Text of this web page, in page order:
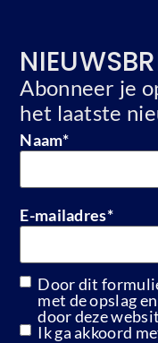
Abonneer je
het laatste
Naam*
E-mailadres*
GDPR
Door dit
met de opslag
door deze
Ik ga akkoord